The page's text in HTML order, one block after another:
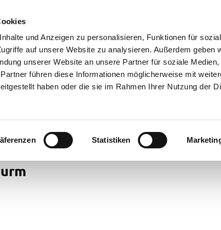
und Anzeigen zu personalisieren, Funktionen für
auf unsere Website zu analysieren. Außerdem geben
unserer Website an unsere Partner für soziale Medien,
führen diese Informationen möglicherweise mit
haben oder die sie im Rahmen Ihrer Nutzung der
Statistiken